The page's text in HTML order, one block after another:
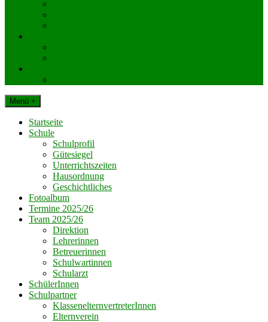
Menü +
Startseite
Schule
Schulprofil
Gütesiegel
Unterrichtszeiten
Hausordnung
Geschichtliches
Fotoalbum
Termine 2025/26
Team 2025/26
Direktion
Lehrerinnen
Betreuerinnen
Schulwartinnen
Schularzt
SchülerInnen
Schulpartner
KlassenelternvertreterInnen
Elternverein